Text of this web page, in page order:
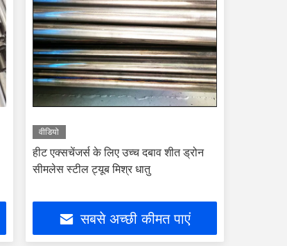
वीडियो
हीट एक्सचेंजर्स के लिए उच्च दबाव शीत ड्रोन
सीमलेस स्टील ट्यूब मिश्र धातु
सबसे अच्छी कीमत पाएं